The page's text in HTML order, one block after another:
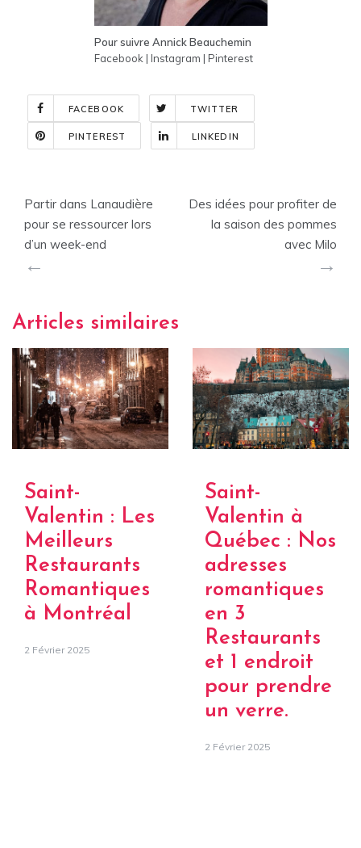
Pour suivre Annick Beauchemin
Facebook | Instagram | Pinterest
FACEBOOK TWITTER
PINTEREST LINKEDIN
de
l'article
Partir dans Lanaudière
pour se ressourcer lors
d’un week-end
Des idées pour profiter de
la saison des pommes
avec Milo
Articles similaires
Saint-
Valentin : Les
Meilleurs
Restaurants
Romantiques
à Montréal
2 Février 2025
Saint-
Valentin à
Québec : Nos
adresses
romantiques
en 3
Restaurants
et 1 endroit
pour prendre
un verre.
2 Février 2025